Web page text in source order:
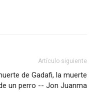
Artículo siguiente
de Gadafi, la muerte
un perro -- Jon Juanma